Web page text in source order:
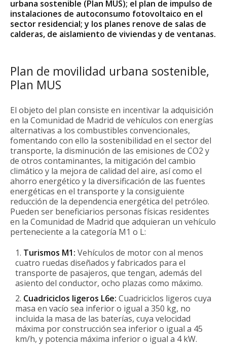
urbana sostenible (Plan MUS); el plan de impulso de
instalaciones de autoconsumo fotovoltaico en el
sector residencial; y los planes renove de salas de
calderas, de aislamiento de viviendas y de ventanas.
Plan de movilidad urbana sostenible,
Plan MUS
El objeto del plan consiste en incentivar la adquisición
en la Comunidad de Madrid de vehículos con energías
alternativas a los combustibles convencionales,
fomentando con ello la sostenibilidad en el sector del
transporte, la disminución de las emisiones de CO2 y
de otros contaminantes, la mitigación del cambio
climático y la mejora de calidad del aire, así como el
ahorro energético y la diversificación de las fuentes
energéticas en el transporte y la consiguiente
reducción de la dependencia energética del petróleo.
Pueden ser beneficiarios personas físicas residentes
en la Comunidad de Madrid que adquieran un vehículo
perteneciente a la categoría M1 o L:
Turismos M1: Vehículos de motor con al menos
cuatro ruedas diseñados y fabricados para el
transporte de pasajeros, que tengan, además del
asiento del conductor, ocho plazas como máximo.
Cuadriciclos ligeros L6e: Cuadriciclos ligeros cuya
masa en vacío sea inferior o igual a 350 kg, no
incluida la masa de las baterías, cuya velocidad
máxima por construcción sea inferior o igual a 45
km/h, y potencia máxima inferior o igual a 4 kW.